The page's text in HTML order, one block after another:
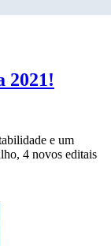
2021!
e um
4 novos editais